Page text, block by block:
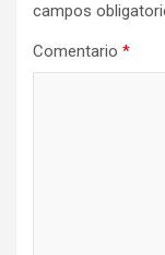
campos
Comentario *